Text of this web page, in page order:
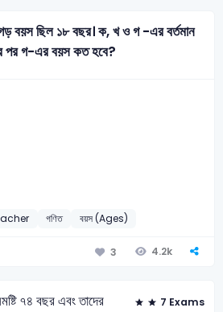
বয়স ছিল ১৮ বছর। ক, খ ও গ -এর বর্তমান
পর গ-এর বয়স কত হবে?
গণিত বয়স (Ages)
3 4.2k
৭৪ বছর এবং তাদের
7 Exams